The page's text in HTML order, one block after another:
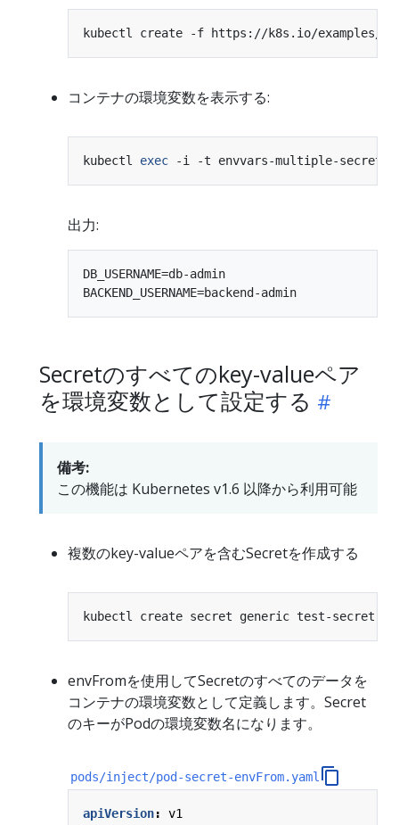
コンテナの環境変数を表示する:
kubectl exec -i -t envvars-multiple-
出力:
DB_USERNAME=db-admin
Secretのすべてのkey-valueペア
を環境変数として設定する
備考:
この機能は Kubernetes v1.6 以降から利用可能
複数のkey-valueペアを含むSecretを作成する
kubectl create secret generic test-secret
envFromを使用してSecretのすべてのデータを
コンテナの環境変数として定義します。Secret
のキーがPodの環境変数名になります。
pods/inject/pod-secret-envFrom.yaml
apiVersion:
v1